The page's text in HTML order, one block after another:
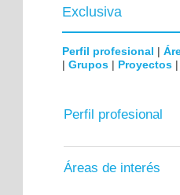
Exclusiva
Perfil profesional |
| Grupos | Proyectos
Perfil profesional
Áreas de interés